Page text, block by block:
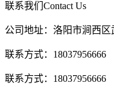
联系我们 Contact Us
公司地址：洛阳市涧西
联系方式：18037956666
联系方式：18037956666